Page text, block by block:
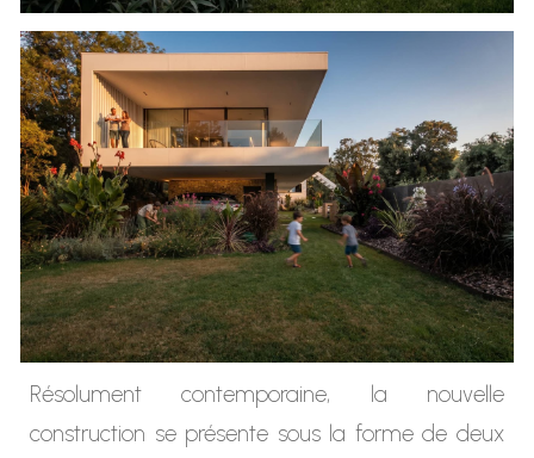
Résolument contemporaine, la nouvelle
construction se présente sous la forme de deux